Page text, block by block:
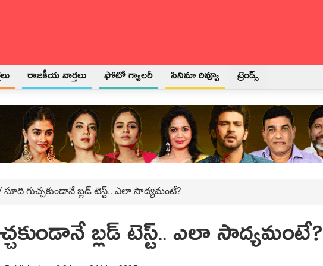
రాజకీయ వార్తలు ఫోటో గ్యాలరీ సినిమా రివ్యూ ట్రెండ్స్
సూది గుచ్చకుండానే బ్లడ్ టెస్ట్.. ఎలా సాద్యమంటే?
బ్లడ్ టెస్ట్.. ఎలా సాద్యమంటే?